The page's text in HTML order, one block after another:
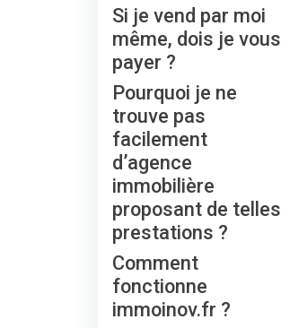
Si je vend par moi
même, dois je vous
payer ?
Pourquoi je ne
trouve pas
facilement
d’agence
immobilière
proposant de telles
prestations ?
Comment
fonctionne
immoinov.fr ?